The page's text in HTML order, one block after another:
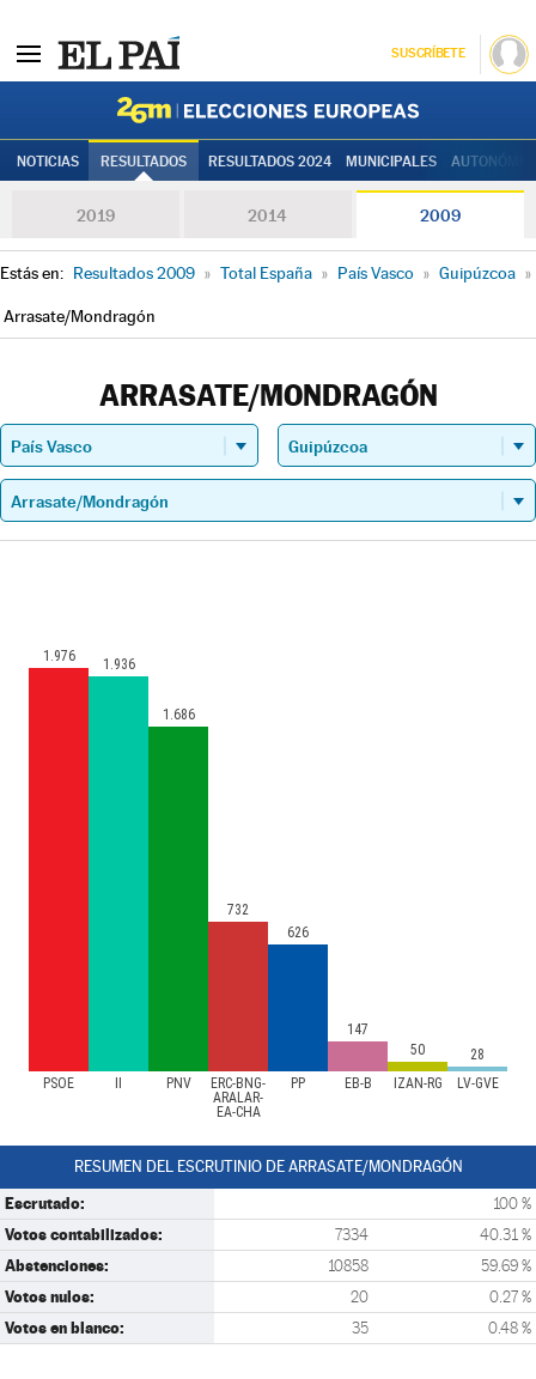
SUSCRÍBETE
NOTICIAS RESULTADOS RESULTADOS 2024 MUNICIPALES
2019 2014 2009
Estás en: Resultados 2009 » Total España » País Vasco » Guipúzcoa »
Arrasate/Mondragón
ARRASATE/MONDRAGÓN
PSOE PNV
ERC-BNG-
ARALAR-
EA-CHA
PP EB-B IZAN-RG LV-GVE
1.976 1.936
1.686
732
626
147
50
28
RESUMEN DEL ESCRUTINIO DE ARRASATE/MONDRAGÓN
Escrutado: 100 %
Votos contabilizados: 7334 40.31 %
Abstenciones: 10858 59.69 %
Votos nulos: 20 0.27 %
Votos en blanco: 35 0.48 %